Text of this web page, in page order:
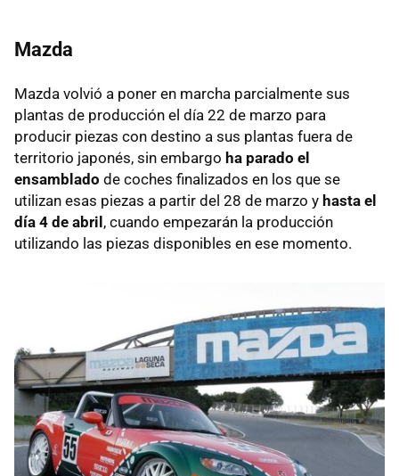
Mazda
Mazda volvió a poner en marcha parcialmente sus
plantas de producción el día 22 de marzo para
producir piezas con destino a sus plantas fuera de
territorio japonés, sin embargo ha parado el
ensamblado de coches finalizados en los que se
utilizan esas piezas a partir del 28 de marzo y hasta el
día 4 de abril, cuando empezarán la producción
utilizando las piezas disponibles en ese momento.